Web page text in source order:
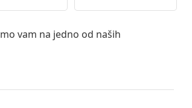
vam na jedno od naših